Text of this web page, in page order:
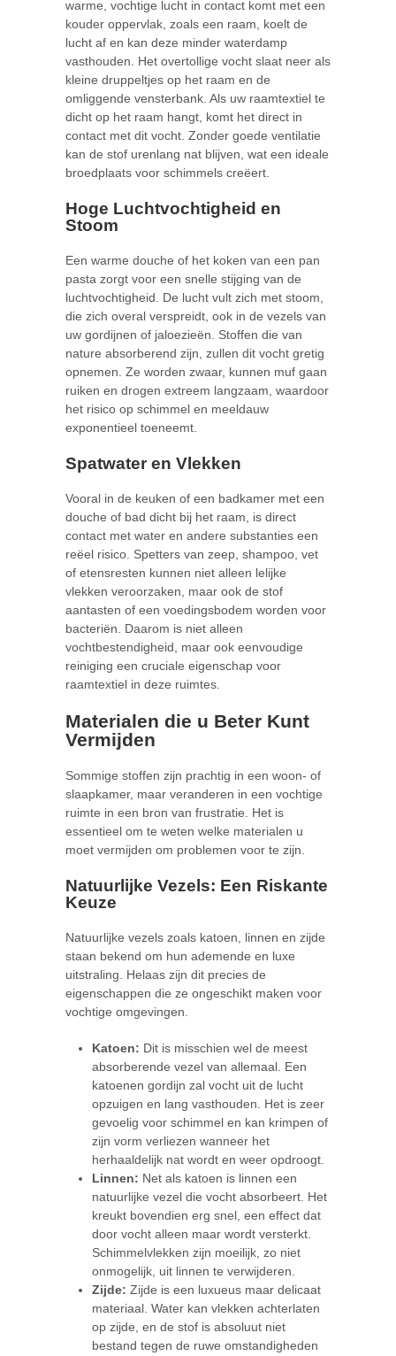
warme, vochtige lucht in contact komt met een
kouder oppervlak, zoals een raam, koelt de
lucht af en kan deze minder waterdamp
vasthouden. Het overtollige vocht slaat neer als
kleine druppeltjes op het raam en de
omliggende vensterbank. Als uw raamtextiel te
dicht op het raam hangt, komt het direct in
contact met dit vocht. Zonder goede ventilatie
kan de stof urenlang nat blijven, wat een ideale
broedplaats voor schimmels creëert.
Hoge Luchtvochtigheid en
Stoom
Een warme douche of het koken van een pan
pasta zorgt voor een snelle stijging van de
luchtvochtigheid. De lucht vult zich met stoom,
die zich overal verspreidt, ook in de vezels van
uw gordijnen of jaloezieën. Stoffen die van
nature absorberend zijn, zullen dit vocht gretig
opnemen. Ze worden zwaar, kunnen muf gaan
ruiken en drogen extreem langzaam, waardoor
het risico op schimmel en meeldauw
exponentieel toeneemt.
Spatwater en Vlekken
Vooral in de keuken of een badkamer met een
douche of bad dicht bij het raam, is direct
contact met water en andere substanties een
reëel risico. Spetters van zeep, shampoo, vet
of etensresten kunnen niet alleen lelijke
vlekken veroorzaken, maar ook de stof
aantasten of een voedingsbodem worden voor
bacteriën. Daarom is niet alleen
vochtbestendigheid, maar ook eenvoudige
reiniging een cruciale eigenschap voor
raamtextiel in deze ruimtes.
Materialen die u Beter Kunt
Vermijden
Sommige stoffen zijn prachtig in een woon- of
slaapkamer, maar veranderen in een vochtige
ruimte in een bron van frustratie. Het is
essentieel om te weten welke materialen u
moet vermijden om problemen voor te zijn.
Natuurlijke Vezels: Een Riskante
Keuze
Natuurlijke vezels zoals katoen, linnen en zijde
staan bekend om hun ademende en luxe
uitstraling. Helaas zijn dit precies de
eigenschappen die ze ongeschikt maken voor
vochtige omgevingen.
Katoen: Dit is misschien wel de meest
absorberende vezel van allemaal. Een
katoenen gordijn zal vocht uit de lucht
opzuigen en lang vasthouden. Het is zeer
gevoelig voor schimmel en kan krimpen of
zijn vorm verliezen wanneer het
herhaaldelijk nat wordt en weer opdroogt.
Linnen: Net als katoen is linnen een
natuurlijke vezel die vocht absorbeert. Het
kreukt bovendien erg snel, een effect dat
door vocht alleen maar wordt versterkt.
Schimmelvlekken zijn moeilijk, zo niet
onmogelijk, uit linnen te verwijderen.
Zijde: Zijde is een luxueus maar delicaat
materiaal. Water kan vlekken achterlaten
op zijde, en de stof is absoluut niet
bestand tegen de ruwe omstandigheden